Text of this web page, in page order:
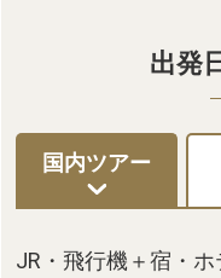
出発
国内ツアー
JR・飛行機＋宿・